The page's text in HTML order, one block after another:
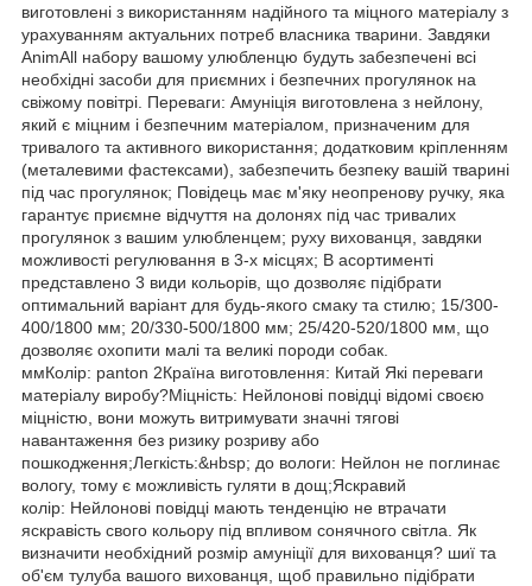
виготовлені з використанням надійного та міцного матеріалу з
урахуванням актуальних потреб власника тварини. Завдяки
AnimAll набору вашому улюбленцю будуть забезпечені всі
необхідні засоби для приємних і безпечних прогулянок на
свіжому повітрі. Переваги: Амуніція виготовлена з нейлону,
який є міцним і безпечним матеріалом, призначеним для
тривалого та активного використання; додатковим кріпленням
(металевими фастексами), забезпечить безпеку вашій тварині
під час прогулянок; Повідець має м'яку неопренову ручку, яка
гарантує приємне відчуття на долонях під час тривалих
прогулянок з вашим улюбленцем; руху вихованця, завдяки
можливості регулювання в 3-х місцях; В асортименті
представлено 3 види кольорів, що дозволяє підібрати
оптимальний варіант для будь-якого смаку та стилю; 15/300-
400/1800 мм; 20/330-500/1800 мм; 25/420-520/1800 мм, що
дозволяє охопити малі та великі породи собак.
ммКолір: panton 2Країна виготовлення: Китай Які переваги
матеріалу виробу?Міцність: Нейлонові повідці відомі своєю
міцністю, вони можуть витримувати значні тягові
навантаження без ризику розриву або
пошкодження;Легкість:&нbsp; до вологи: Нейлон не поглинає
вологу, тому є можливість гуляти в дощ;Яскравий
колір: Нейлонові повідці мають тенденцію не втрачати
яскравість свого кольору під впливом сонячного світла. Як
визначити необхідний розмір амуніції для вихованця? шиї та
об'єм тулуба вашого вихованця, щоб правильно підібрати